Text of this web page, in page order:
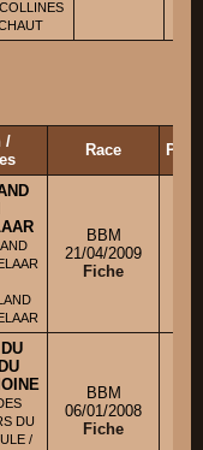
/
Race
BBM
21/04/2009
Fiche
DU
/
BBM
06/01/2008
Fiche